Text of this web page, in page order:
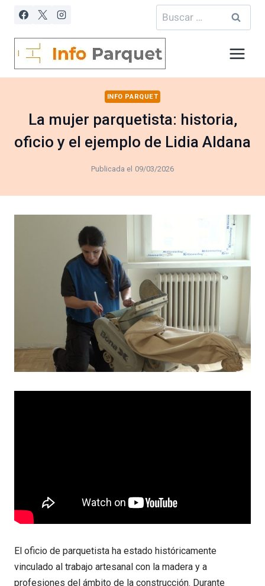
Saltar
contenido
Buscar:
INFO PARQUET
La mujer parquetista: historia,
oficio y el ejemplo de Lidia Aldana
Publicada el 09/03/2026
El oficio de parquetista ha estado históricamente
vinculado al trabajo artesanal con la madera y a
profesiones del ámbito de la construcción. Durante